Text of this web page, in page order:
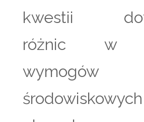
kwestii
różnic w
wymogów